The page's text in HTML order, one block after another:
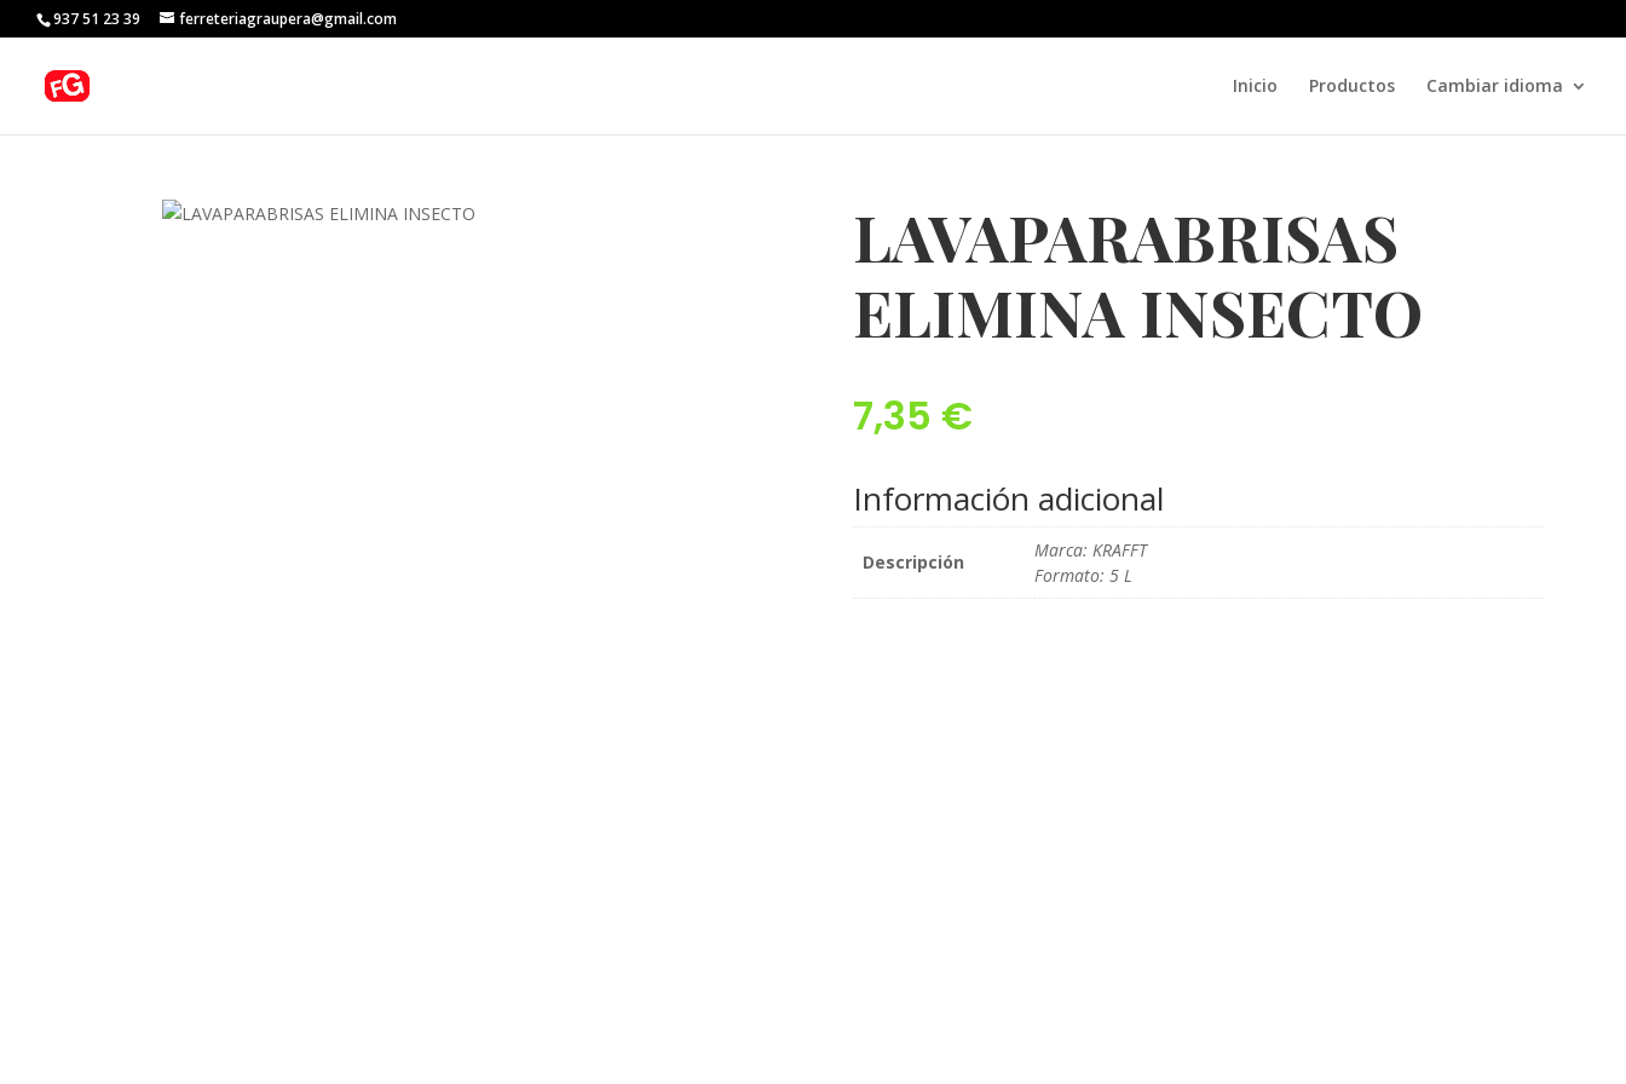
937 51 23 39 ferreteriagraupera@gmail.com
Inicio Productos Cambiar idioma
LAVAPARABRISAS
ELIMINA INSECTO
7,35 €
Información adicional
Descripción
Marca: KRAFFT
Formato: 5 L